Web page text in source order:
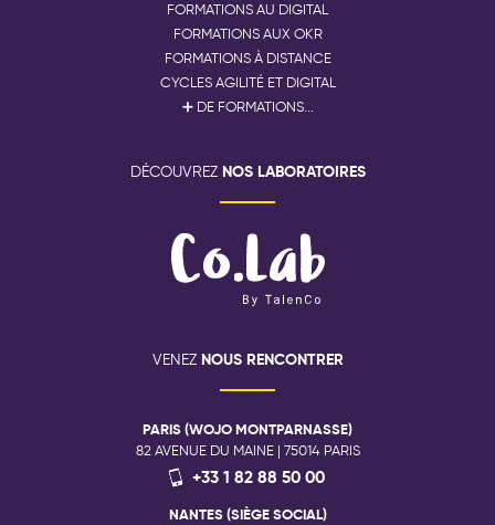
FORMATIONS AU DIGITAL
FORMATIONS AUX OKR
FORMATIONS À DISTANCE
CYCLES AGILITÉ ET DIGITAL
➕ DE FORMATIONS...
DÉCOUVREZ NOS LABORATOIRES
VENEZ NOUS RENCONTRER
PARIS (WOJO MONTPARNASSE)
82 AVENUE DU MAINE | 75014 PARIS
+33 1 82 88 50 00
NANTES (SIÈGE SOCIAL)